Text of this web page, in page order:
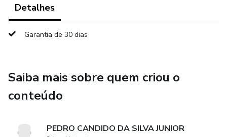
avizinha. Prepare-se para uma jornada onde a união
dos heróis se torna a força mais poderosa contra a
Detalhes
Garantia de 30 dias
Saiba mais sobre quem criou o
conteúdo
PEDRO CANDIDO DA SILVA JUNIOR